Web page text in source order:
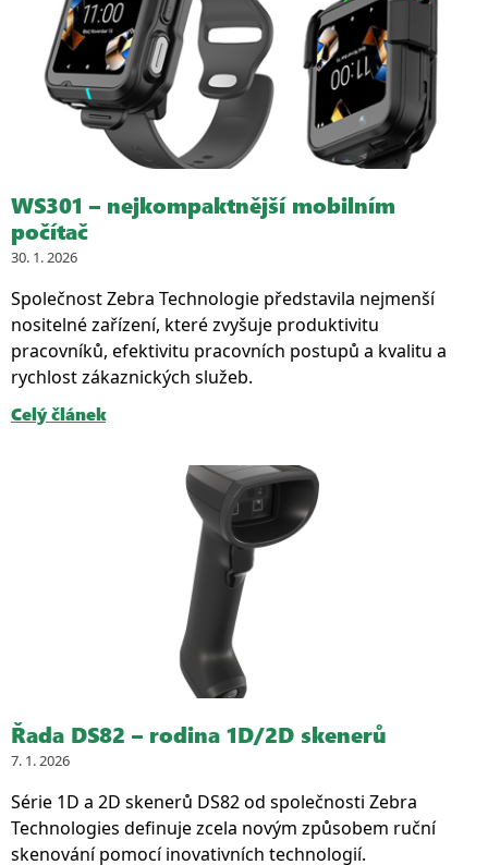
WS301 – nejkompaktnější mobilním
počítač
30. 1. 2026
Společnost Zebra Technologie představila nejmenší
nositelné zařízení, které zvyšuje produktivitu
pracovníků, efektivitu pracovních postupů a kvalitu a
rychlost zákaznických služeb.
Celý článek
Řada DS82 – rodina 1D/2D skenerů
7. 1. 2026
Série 1D a 2D skenerů DS82 od společnosti Zebra
Technologies definuje zcela novým způsobem ruční
skenování pomocí inovativních technologií.